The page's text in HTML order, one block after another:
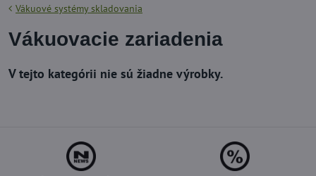
Vákuové systémy skladovania
Vákuovacie zariadenia